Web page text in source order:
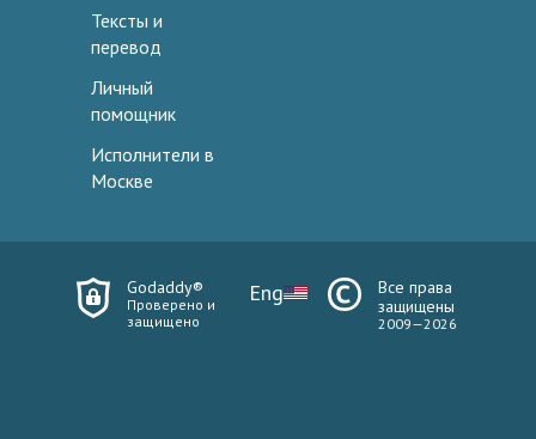
Тексты и
перевод
Личный
помощник
Исполнители в
Москве
Godaddy®
Проверено и
защищено
Eng
Все права
защищены
2009—2026